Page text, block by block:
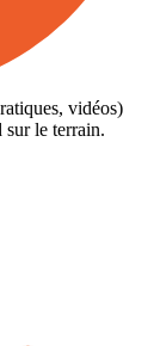
vidéos)
sur le terrain.